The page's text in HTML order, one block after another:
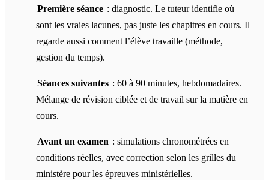
Première séance : diagnostic. Le tuteur identifie où
sont les vraies lacunes, pas juste les chapitres en cours. Il
regarde aussi comment l’élève travaille (méthode,
gestion du temps).
Séances suivantes : 60 à 90 minutes, hebdomadaires.
Mélange de révision ciblée et de travail sur la matière en
cours.
Avant un examen : simulations chronométrées en
conditions réelles, avec correction selon les grilles du
ministère pour les épreuves ministérielles.